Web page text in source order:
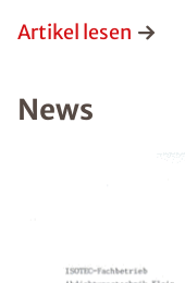
Artikel lesen
News